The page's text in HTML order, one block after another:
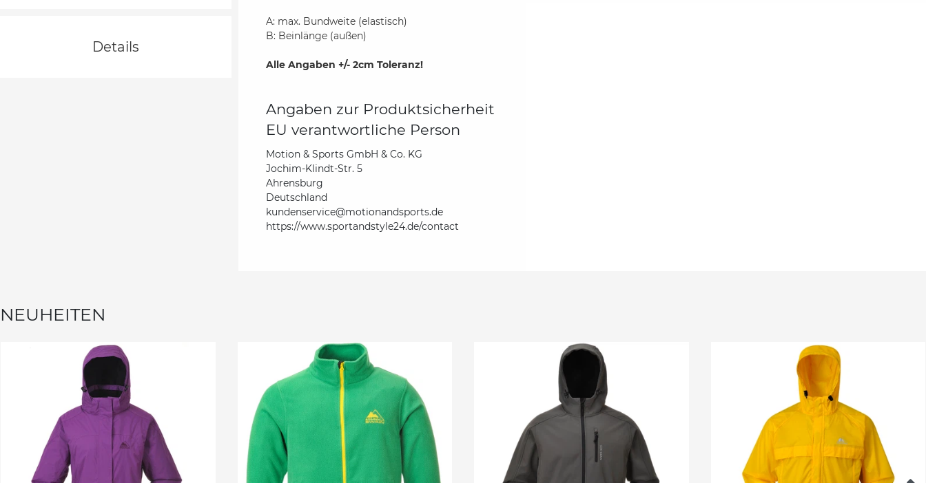
Details
A: max. Bundweite (elastisch)
B: Beinlänge (außen)
Alle Angaben +/- 2cm Toleranz!
Angaben zur Produktsicherheit
EU verantwortliche Person
Motion & Sports GmbH & Co. KG
Jochim-Klindt-Str. 5
Ahrensburg
Deutschland
kundenservice@motionandsports.de
https://www.sportandstyle24.de/contact
NEUHEITEN